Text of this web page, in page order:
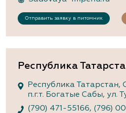
Отправить заявку в питомник
Республика
Республика Татарстан,
п.г.т. Богатые Сабы, ул.
(790) 471-55166, (796)